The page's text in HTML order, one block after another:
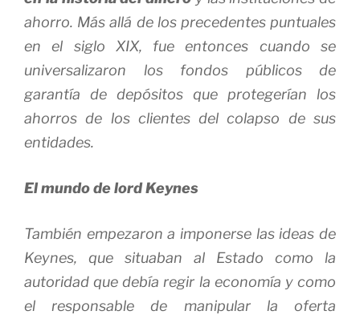
ahorro. Más allá de los precedentes puntuales
en el siglo XIX, fue entonces cuando se
universalizaron los fondos públicos de
garantía de depósitos que protegerían los
ahorros de los clientes del colapso de sus
entidades.
El mundo de lord Keynes
También empezaron a imponerse las ideas de
Keynes, que situaban al Estado como la
autoridad que debía regir la economía y como
el responsable de manipular la oferta